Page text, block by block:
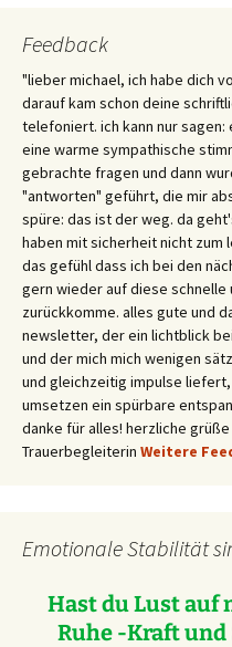
Feedback
"lieber michael, ich habe dich
darauf kam schon deine
telefoniert. ich kann nur
eine warme sympathische
gebrachte fragen und dann
"antworten" geführt, die mir
spüre: das ist der weg. da
haben mit sicherheit nicht
das gefühl dass ich bei den
gern wieder auf diese
zurückkomme. alles gute und
newsletter, der ein lichtblick
und der mich mich wenigen
und gleichzeitig impulse
umsetzen ein spürbare
danke für alles! herzliche
Trauerbegleiterin Weitere
Emotionale Stabilität
Hast du Lust auf
Ruhe -Kraft